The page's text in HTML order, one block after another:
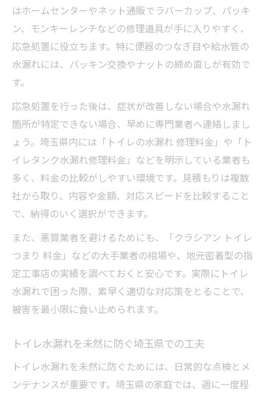
はホームセンターやネット通販でラバーカップ、パッキ
ン、モンキーレンチなどの修理道具が手に入りやすく、
応急処置に役立ちます。特に便器のつなぎ目や給水管の
水漏れには、パッキン交換やナットの締め直しが有効で
す。
応急処置を行った後は、症状が改善しない場合や水漏れ
箇所が特定できない場合、早めに専門業者へ連絡しまし
ょう。埼玉県内には「トイレの水漏れ 修理料金」や「ト
イレタンク水漏れ修理料金」などを明示している業者も
多く、料金の比較がしやすい環境です。見積もりは複数
社から取り、内容や金額、対応スピードを比較すること
で、納得のいく選択ができます。
また、悪質業者を避けるためにも、「クラシアン トイレ
つまり 料金」などの大手業者の相場や、地元密着型の指
定工事店の実績を調べておくと安心です。実際にトイレ
水漏れで困った際、素早く適切な対応策をとることで、
被害を最小限に食い止められます。
トイレ水漏れを未然に防ぐ埼玉県での工夫
トイレ水漏れを未然に防ぐためには、日常的な点検とメ
ンテナンスが重要です。埼玉県の家庭では、週に一度程